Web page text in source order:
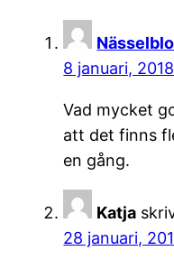
8 januari,
Vad mycket
att det finns
en gång.
Katja
28 januari,